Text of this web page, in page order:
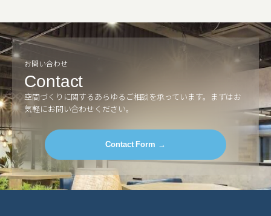
お問い合わせ
Contact
空間づくりに関するあらゆるご相談を承っています。 まずはお
気軽にお問い合わせください。
Contact Form →